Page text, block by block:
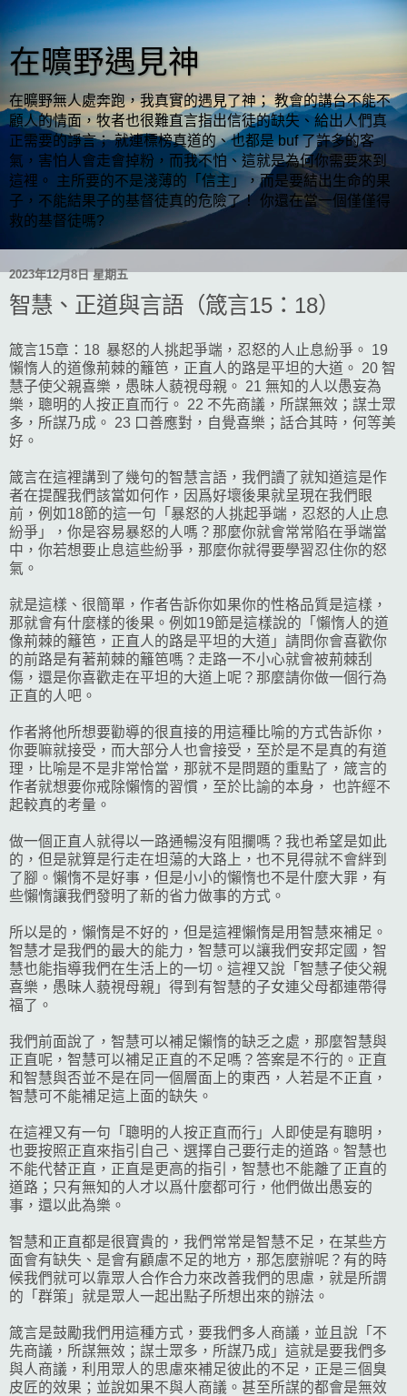
在曠野遇見神
在曠野無人處奔跑，我真實的遇見了神； 教會的講台不能不
顧人的情面，牧者也很難直言指出信徒的缺失、給出人們真
正需要的諍言； 就連標榜真道的、也都是 buf 了許多的客
氣，害怕人會走會掉粉，而我不怕、這就是為何你需要來到
這裡。 主所要的不是淺薄的「信主」，而是要結出生命的果
子，不能結果子的基督徒真的危險了！ 你還在當一個僅僅得
救的基督徒嗎?
2023年12月8日 星期五
智慧、正道與言語（箴言15：18）
箴言15章：18 暴怒的人挑起爭端，忍怒的人止息紛爭。 19
懶惰人的道像荊棘的籬笆，正直人的路是平坦的大道。 20 智
慧子使父親喜樂，愚昧人藐視母親。 21 無知的人以愚妄為
樂，聰明的人按正直而行。 22 不先商議，所謀無效；謀士眾
多，所謀乃成。 23 口善應對，自覺喜樂；話合其時，何等美
好。
箴言在這裡講到了幾句的智慧言語，我們讀了就知道這是作
者在提醒我們該當如何作，因爲好壞後果就呈現在我們眼
前，例如18節的這一句「暴怒的人挑起爭端，忍怒的人止息
紛爭」，你是容易暴怒的人嗎？那麼你就會常常陷在爭端當
中，你若想要止息這些紛爭，那麼你就得要學習忍住你的怒
氣。
就是這樣、很簡單，作者告訴你如果你的性格品質是這樣，
那就會有什麼樣的後果。例如19節是這樣說的「懶惰人的道
像荊棘的籬笆，正直人的路是平坦的大道」請問你會喜歡你
的前路是有著荊棘的籬笆嗎？走路一不小心就會被荊棘刮
傷，還是你喜歡走在平坦的大道上呢？那麼請你做一個行為
正直的人吧。
作者將他所想要勸導的很直接的用這種比喻的方式告訴你，
你要嘛就接受，而大部分人也會接受，至於是不是真的有道
理，比喻是不是非常恰當，那就不是問題的重點了，箴言的
作者就想要你戒除懶惰的習慣，至於比諭的本身， 也許經不
起較真的考量。
做一個正直人就得以一路通暢沒有阻攔嗎？我也希望是如此
的，但是就算是行走在坦蕩的大路上，也不見得就不會絆到
了腳。懶惰不是好事，但是小小的懶惰也不是什麼大罪，有
些懶惰讓我們發明了新的省力做事的方式。
所以是的，懶惰是不好的，但是這裡懶惰是用智慧來補足。
智慧才是我們的最大的能力，智慧可以讓我們安邦定國，智
慧也能指導我們在生活上的一切。這裡又說「智慧子使父親
喜樂，愚昧人藐視母親」得到有智慧的子女連父母都連帶得
福了。
我們前面說了，智慧可以補足懶惰的缺乏之處，那麼智慧與
正直呢，智慧可以補足正直的不足嗎？答案是不行的。正直
和智慧與否並不是在同一個層面上的東西，人若是不正直，
智慧可不能補足這上面的缺失。
在這裡又有一句「聰明的人按正直而行」人即使是有聰明，
也要按照正直來指引自己、選擇自己要行走的道路。智慧也
不能代替正直，正直是更高的指引，智慧也不能離了正直的
道路；只有無知的人才以爲什麼都可行，他們做出愚妄的
事，還以此為樂。
智慧和正直都是很寶貴的，我們常常是智慧不足，在某些方
面會有缺失、是會有顧慮不足的地方，那怎麼辦呢？有的時
候我們就可以靠眾人合作合力來改善我們的思慮，就是所謂
的「群策」就是眾人一起出點子所想出來的辦法。
箴言是鼓勵我們用這種方式，要我們多人商議，並且說「不
先商議，所謀無效；謀士眾多，所謀乃成」這就是要我們多
與人商議，利用眾人的思慮來補足彼此的不足，正是三個臭
皮匠的效果；並說如果不與人商議。甚至所謀的都會是無效